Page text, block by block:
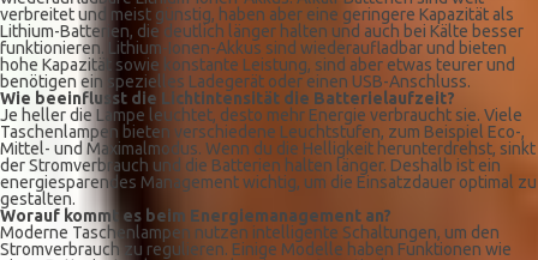
verbreitet und meist günstig, haben aber eine geringere Kapazität als
Lithium-Batterien, die deutlich länger halten und auch bei Kälte besser
funktionieren. Lithium-Ionen-Akkus sind wiederaufladbar und bieten
hohe Kapazität sowie konstante Leistung, sind aber etwas teurer und
benötigen ein spezielles Ladegerät oder einen USB-Anschluss.
Wie beeinflusst die Lichtintensität die Batterielaufzeit?
Je heller die Lampe leuchtet, desto mehr Energie verbraucht sie. Viele
Taschenlampen bieten verschiedene Leuchtstufen, zum Beispiel Eco-,
Mittel- und Maximalmodus. Wenn du die Helligkeit herunterdrehst, sinkt
der Stromverbrauch und die Batterien halten länger. Deshalb ist ein
energiesparendes Management wichtig, um die Einsatzdauer optimal zu
gestalten.
Worauf kommt es beim Energiemanagement an?
Moderne Taschenlampen nutzen intelligente Schaltungen, um den
Stromverbrauch zu regulieren. Einige Modelle haben Funktionen wie